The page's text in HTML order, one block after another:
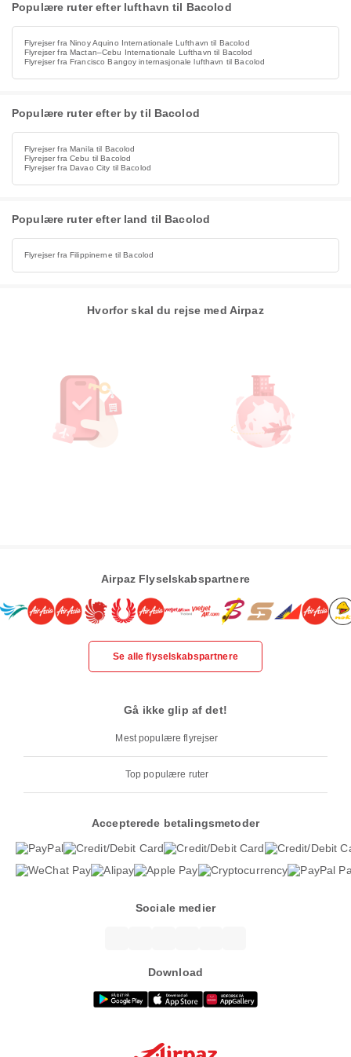
Populære ruter efter lufthavn til Bacolod
Flyrejser fra Ninoy Aquino Internationale Lufthavn til Bacolod
Flyrejser fra Mactan–Cebu Internationale Lufthavn til Bacolod
Flyrejser fra Francisco Bangoy internasjonale lufthavn til Bacolod
Populære ruter efter by til Bacolod
Flyrejser fra Manila til Bacolod
Flyrejser fra Cebu til Bacolod
Flyrejser fra Davao City til Bacolod
Populære ruter efter land til Bacolod
Flyrejser fra Filippinerne til Bacolod
Hvorfor skal du rejse med Airpaz
Airpaz Flyselskabspartnere
Se alle flyselskabspartnere
Gå ikke glip af det!
Mest populære flyrejser
Top populære ruter
Accepterede betalingsmetoder
Sociale medier
Download